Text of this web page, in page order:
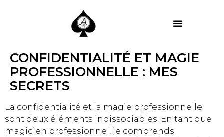
CONFIDENTIALITÉ ET MAGIE
PROFESSIONNELLE : MES
SECRETS
La confidentialité et la magie professionnelle
sont deux éléments indissociables. En tant que
magicien professionnel, je comprends